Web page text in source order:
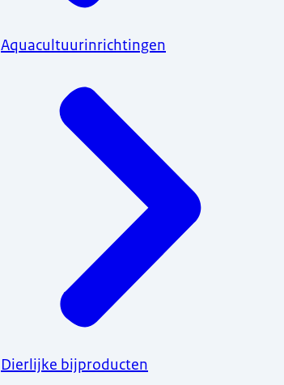
Aquacultuurinrichtingen
Dierlijke bijproducten